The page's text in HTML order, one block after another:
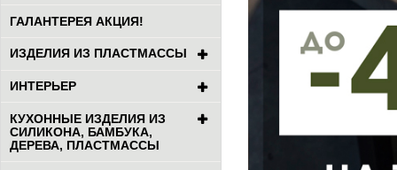
ГАЛАНТЕРЕЯ АКЦИЯ!
ИЗДЕЛИЯ ИЗ ПЛАСТМАССЫ
ИНТЕРЬЕР
КУХОННЫЕ ИЗДЕЛИЯ ИЗ
СИЛИКОНА, БАМБУКА,
ДЕРЕВА, ПЛАСТМАССЫ